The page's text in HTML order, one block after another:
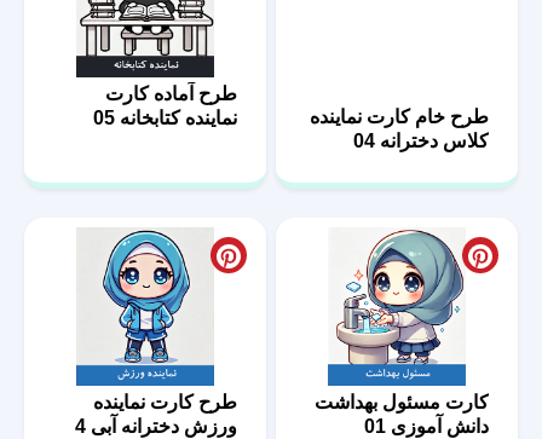
طرح آماده کارت
نماینده کتابخانه 05
کارت مسئول بهداشت
دانش آموزی 01
طرح کارت نماینده
ورزش دخترانه آبی 4